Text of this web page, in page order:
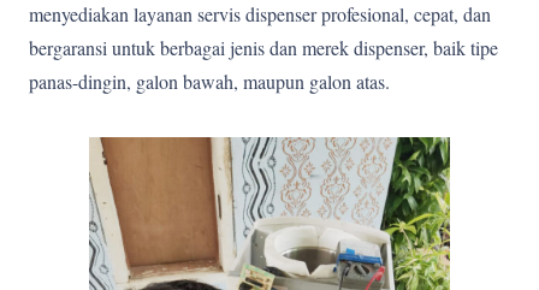
menyediakan layanan servis dispenser profesional, cepat, dan
bergaransi untuk berbagai jenis dan merek dispenser, baik tipe
panas-dingin, galon bawah, maupun galon atas.